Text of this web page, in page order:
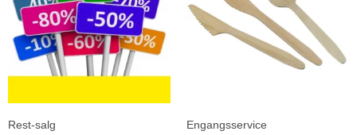
Rest-salg Engangsservice